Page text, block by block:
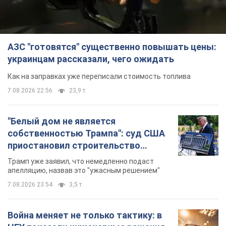
АЗС "готовятся" существенно повышать цены:
украинцам рассказали, чего ожидать
Как на заправках уже переписали стоимость топлива
7.08.2026 22:56 23,9 т.
"Белый дом не является
собственностью Трампа": суд США
приостановил строительство
бального зала стоимостью 400 млн
долларов
Трамп уже заявил, что немедленно подаст
апелляцию, назвав это "ужасным решением"
7.08.2026 23:54 3,5 т.
Война меняет не только тактику: в